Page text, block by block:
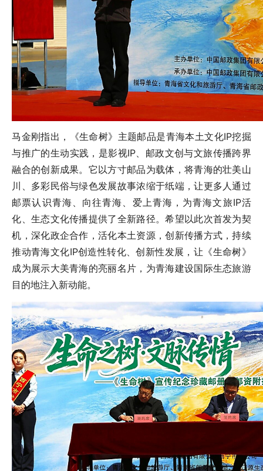
马金刚指出，《生命树》主题邮品是青海本土文化IP挖掘
与推广的生动实践，是影视IP、邮政文创与文旅传播跨界
融合的创新成果。它以方寸邮品为载体，将青海的壮美山
川、多彩民俗与绿色发展故事浓缩于纸端，让更多人通过
邮票认识青海、向往青海、爱上青海，为青海文旅IP活
化、生态文化传播提供了全新路径。希望以此次首发为契
机，深化政企合作，活化本土资源，创新传播方式，持续
推动青海文化IP创造性转化、创新性发展，让《生命树》
成为展示大美青海的亮丽名片，为青海建设国际生态旅游
目的地注入新动能。